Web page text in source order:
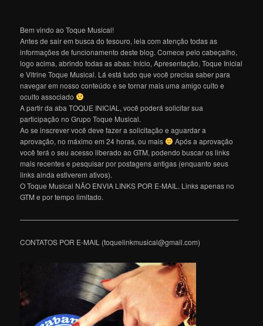
Bem vindo ao Toque Musical!
Antes de sair em busca do tesouro, leia com atenção todas as
informações de funcionamento deste blog. Comece pelo cabeçalho,
logo acima, abrindo todas as abas: Início, Apresentação, Toque Inicial
e Vitrine Toque Musical. Lá está tudo que você precisa saber para
navegar em nosso conteúdo e se tornar mais uma amigo culto e
oculto associado
A partir da aba TOQUE INICIAL, você poderá solicitar sua
participação no Grupo Toque Musical.
Ao se inscrever você deve fazer a solicitação e aguardar a
aprovação, no máximo em 24 horas, ou mais
Após a aprovação
você terá o seu acesso liberado ao GTM, podendo buscar os links
mais recentes e pesquisar por postagens antigas (enquanto seus
links ainda estiverem ativos).
O Toque Musical NÃO ENVIA LINKS POR E-MAIL. Links apenas no
GTM e por tempo limitado.
———————————————————————————————
CONTATOS POR E-MAIL (toquelinkmusical@gmail.com)